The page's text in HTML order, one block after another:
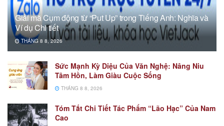
Giải mã Cụm động từ “Put Up” trong Tiếng Anh: Nghĩa và
Ví dụ Chi tiết
THÁNG 8 8, 2026
Sức Mạnh Kỳ Diệu Của Văn Nghệ: Nâng Niu
Tâm Hồn, Làm Giàu Cuộc Sống
THÁNG 8 8, 2026
Tóm Tắt Chi Tiết Tác Phẩm “Lão Hạc” Của Nam
Cao